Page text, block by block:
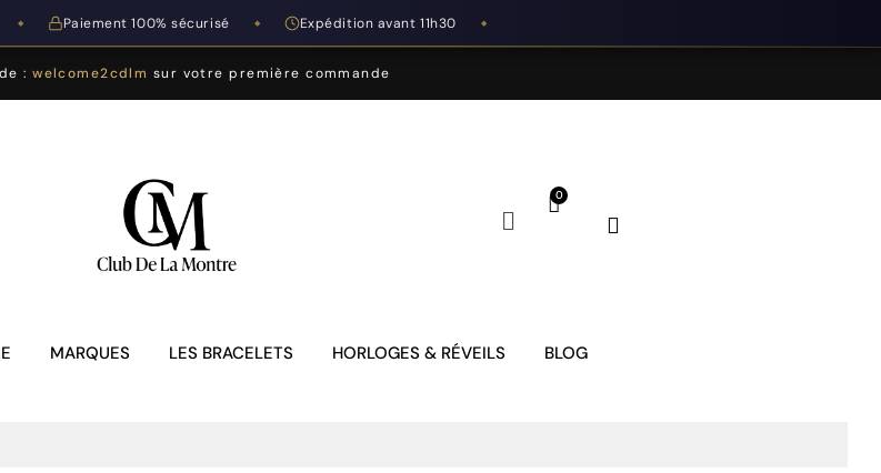
◆ Paiement 100% sécurisé ◆ Expédition avant 11h30 ◆
:welcome2cdlm sur votre première commande
MARQUES LES BRACELETS HORLOGES & RÉVEILS BLOG